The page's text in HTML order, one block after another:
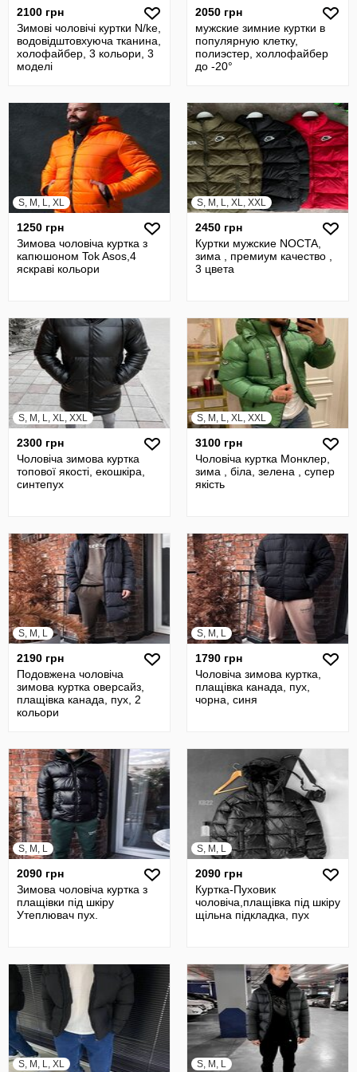
2100 грн
Зимові чоловічі куртки N/ke,
водовідштовхуюча тканина,
холофайбер, 3 кольори, 3
моделі
2050 грн
мужские зимние куртки в
популярную клетку,
полиэстер, холлофайбер
до -20°
S, M, L, XL
1250 грн
Зимова чоловіча куртка з
капюшоном Tok Asos,4
яскраві кольори
S, M, L, XL, XXL
2450 грн
Куртки мужские NOCTA,
зима , премиум качество ,
3 цвета
S, M, L, XL, XXL
2300 грн
Чоловіча зимова куртка
топової якості, екошкіра,
синтепух
S, M, L, XL, XXL
3100 грн
Чоловіча куртка Монклер,
зима , біла, зелена , супер
якість
S, M, L
2190 грн
Подовжена чоловіча
зимова куртка оверсайз,
плащівка канада, пух, 2
кольори
S, M, L
1790 грн
Чоловіча зимова куртка,
плащівка канада, пух,
чорна, синя
S, M, L
2090 грн
Зимова чоловіча куртка з
плащівки під шкіру
Утеплювач пух.
S, M, L
2090 грн
Куртка-Пуховик
чоловіча,плащівка під шкіру
щільна підкладка, пух
S, M, L, XL S, M, L